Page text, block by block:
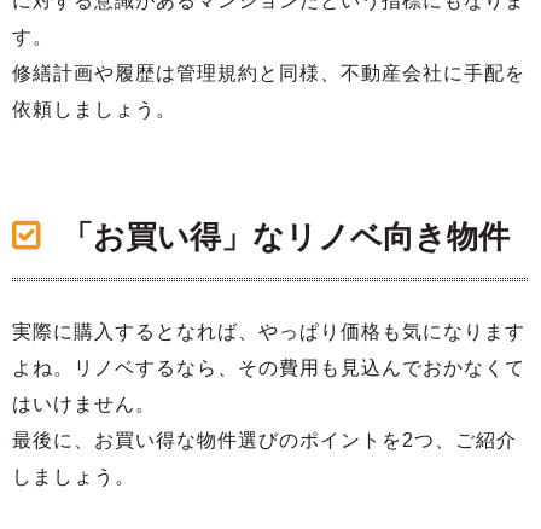
す。
修繕計画や履歴は管理規約と同様、不動産会社に手配を
依頼しましょう。
「お買い得」なリノベ向き物件
実際に購入するとなれば、やっぱり価格も気になります
よね。リノベするなら、その費用も見込んでおかなくて
はいけません。
最後に、お買い得な物件選びのポイントを2つ、ご紹介
しましょう。